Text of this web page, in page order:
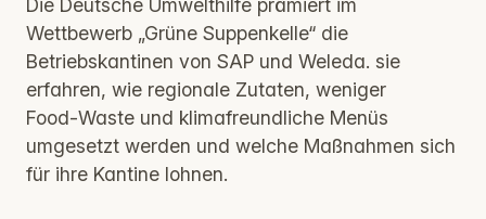
Die Deutsche Umwelthilfe prämiert im
Wettbewerb „Grüne Suppenkelle“ die
Betriebskantinen von SAP und Weleda. sie
erfahren, wie regionale Zutaten, weniger
Food‑Waste und klimafreundliche Menüs
umgesetzt werden und welche Maßnahmen sich
für ihre Kantine lohnen.